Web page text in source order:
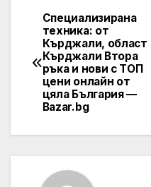
Post
navigation
Специализирана
техника: от
Кърджали, област
Кърджали Втора
ръка и нови с ТОП
цени онлайн от
цяла България —
Bazar.bg